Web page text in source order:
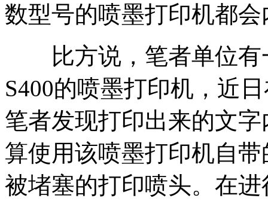
数型号的喷墨打印机都
比方说，笔者单位有
S400的喷墨打印机，近
笔者发现打印出来的文
算使用该喷墨打印机自
被堵塞的打印喷头。在